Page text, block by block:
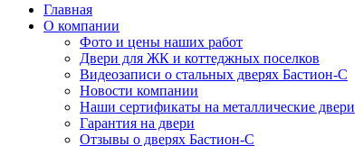
Главная
О компании
Фото и цены наших работ
Двери для ЖК и коттеджных поселков
Видеозаписи о стальных дверях Бастион-С
Новости компании
Наши сертификаты на металлические двери
Гарантия на двери
Отзывы о дверях Бастион-С